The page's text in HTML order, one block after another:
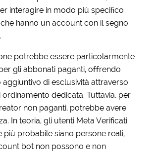
interagire in modo più specifico
hanno un account con il segno
potrebbe essere particolarmente
gli abbonati paganti, offrendo
aggiuntivo di esclusività attraverso
ordinamento dedicata. Tuttavia, per
non paganti, potrebbe avere
In teoria, gli utenti Meta Verificati
più probabile siano persone reali,
bot non possono e non